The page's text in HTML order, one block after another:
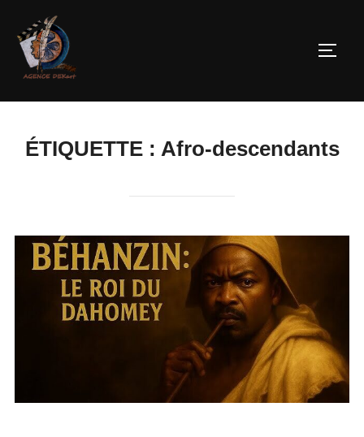
ÉTIQUETTE : Afro-descendants